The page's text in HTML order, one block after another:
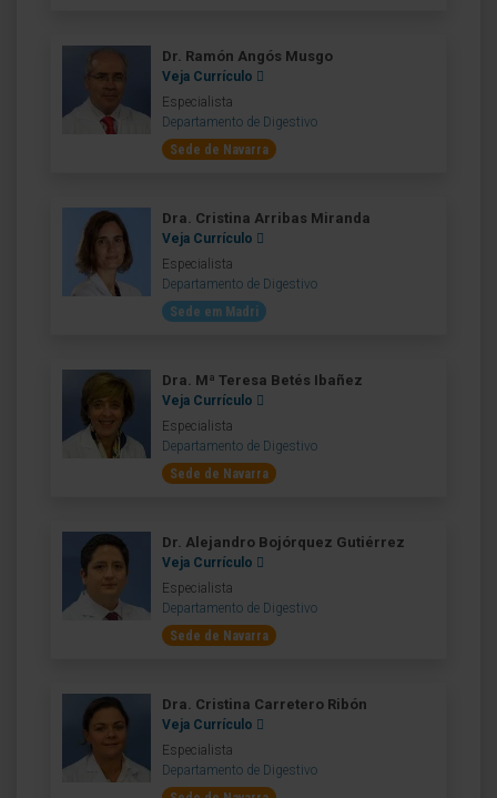
Dr. Ramón Angós Musgo
Veja Currículo
Especialista
Departamento de Digestivo
Sede de Navarra
Dra. Cristina Arribas Miranda
Veja Currículo
Especialista
Departamento de Digestivo
Sede em Madri
Dra. Mª Teresa Betés Ibañez
Veja Currículo
Especialista
Departamento de Digestivo
Sede de Navarra
Dr. Alejandro Bojórquez Gutiérrez
Veja Currículo
Especialista
Departamento de Digestivo
Sede de Navarra
Dra. Cristina Carretero Ribón
Veja Currículo
Especialista
Departamento de Digestivo